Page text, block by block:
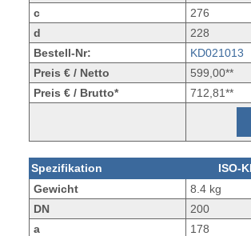
c
276
d
228
Bestell-Nr:
KD021013
Preis € / Netto
599,00**
Preis € / Brutto*
712,81**
Spezifikation
ISO-
Gewicht
8.4 kg
DN
200
a
178